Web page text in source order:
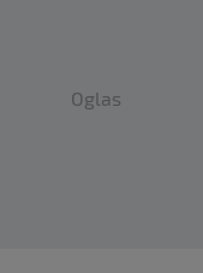
Oglas